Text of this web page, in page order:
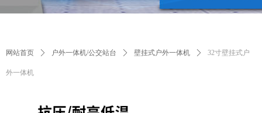
网站首页 ꄲ 户外一体机/公交站台 ꄲ 壁挂式户外一体机 ꄲ 32寸壁挂式户
外一体机